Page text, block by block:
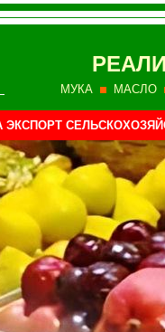
МУКА МАСЛО